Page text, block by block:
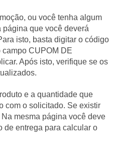
ou você tenha algum
página que você deverá
isto, basta digitar o código
CUPOM DE
Após isto, verifique se os
e a quantidade que
com o solicitado. Se existir
mesma página você deve
de entrega para calcular o